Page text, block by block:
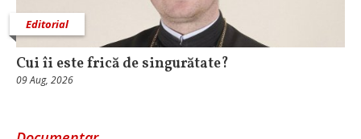
Editorial
Cui îi este frică de singurătate?
09 Aug, 2026